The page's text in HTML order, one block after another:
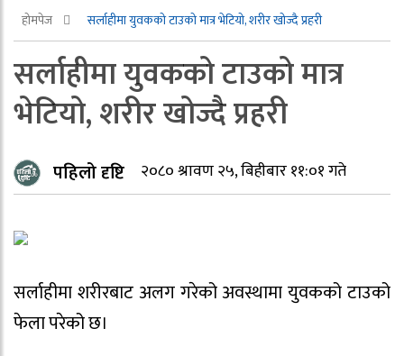
होमपेज सर्लाहीमा युवकको टाउको मात्र भेटियो, शरीर खोज्दै प्रहरी
सर्लाहीमा युवकको टाउको मात्र
भेटियो, शरीर खोज्दै प्रहरी
पहिलो दृष्टि २०८० श्रावण २५, बिहीबार ११:०१ गते
सर्लाहीमा शरीरबाट अलग गरेको अवस्थामा युवकको टाउको
फेला परेको छ।